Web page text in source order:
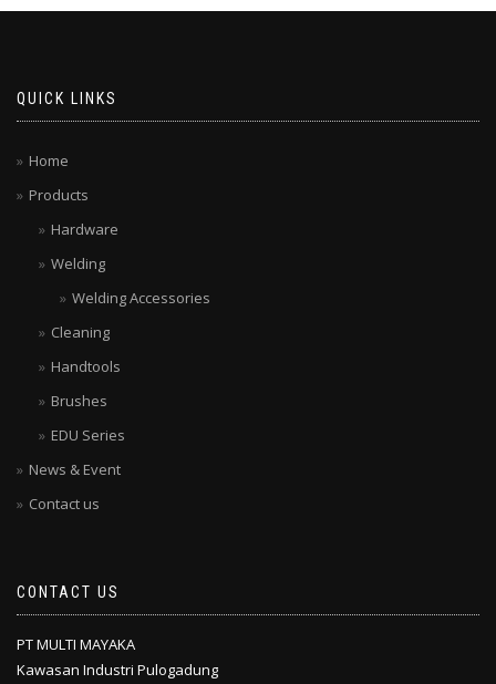
QUICK LINKS
Home
Products
Hardware
Welding
Welding Accessories
Cleaning
Handtools
Brushes
EDU Series
News & Event
Contact us
CONTACT US
PT MULTI MAYAKA
Kawasan Industri Pulogadung